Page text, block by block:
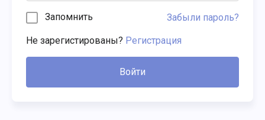
Запомнить Забыли пароль?
Не зарегистированы? Регистрация